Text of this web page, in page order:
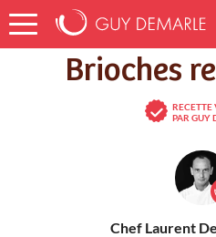
Accueil Recettes
Brioches
RECETTE
PAR GUY
Chef Laurent